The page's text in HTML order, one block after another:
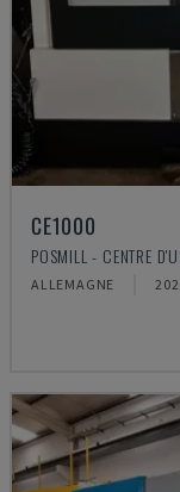
CE1000
POSMILL - CENTRE
ALLEMAGNE